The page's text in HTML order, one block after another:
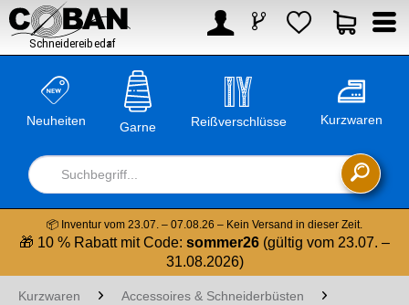
 

Neuheiten Garne

Reißverschlüsse Kurzwaren
📦 Inventur vom 23.07. – 07.08.26 – Kein Versand in dieser Zeit.
🎁 10 % Rabatt mit Code: sommer26 (gültig vom 23.07. –
31.08.2026)
Kurzwaren Accessoires & Schneiderbüsten